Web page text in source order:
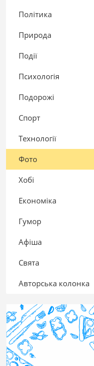
Політика
Природа
Події
Психологія
Подорожі
Спорт
Технології
Фото
Хобі
Економіка
Гумор
Афіша
Свята
Авторська колонка